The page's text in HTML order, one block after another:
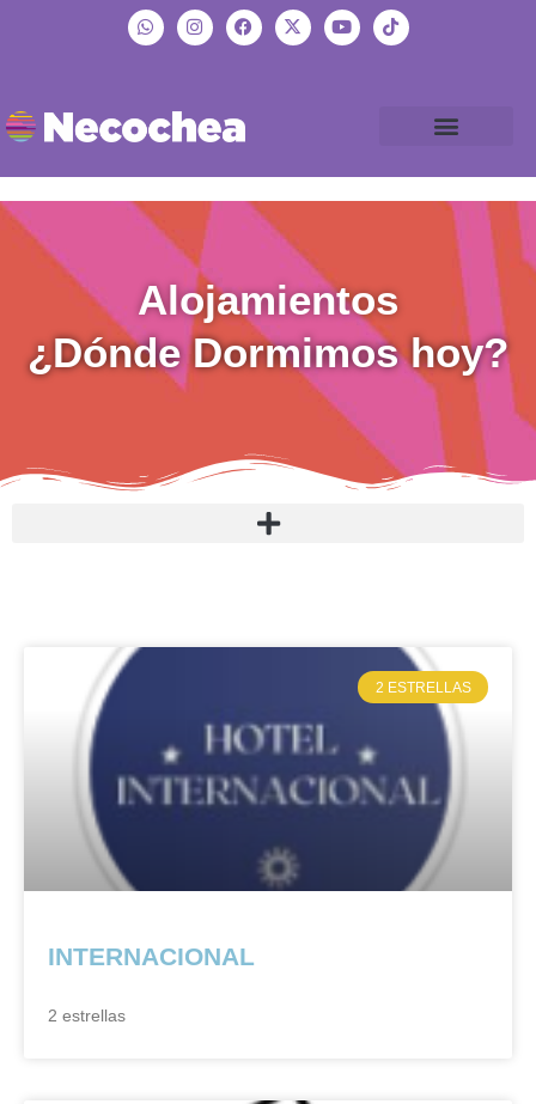
Alojamientos
¿Dónde Dormimos hoy?
2 ESTRELLAS
INTERNACIONAL
2 estrellas